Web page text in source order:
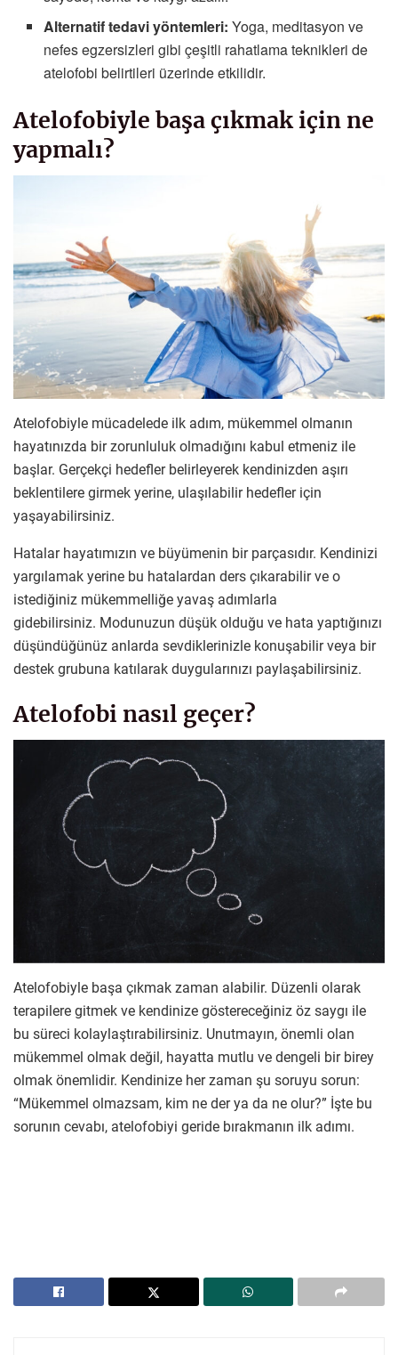
Alternatif tedavi yöntemleri: Yoga, meditasyon ve
nefes egzersizleri gibi çeşitli rahatlama teknikleri de
atelofobi belirtileri üzerinde etkilidir.
Atelofobiyle başa çıkmak için ne
yapmalı?
Atelofobiyle mücadelede ilk adım, mükemmel olmanın
hayatınızda bir zorunluluk olmadığını kabul etmeniz ile
başlar. Gerçekçi hedefler belirleyerek kendinizden aşırı
beklentilere girmek yerine, ulaşılabilir hedefler için
yaşayabilirsiniz.
Hatalar hayatımızın ve büyümenin bir parçasıdır. Kendinizi
yargılamak yerine bu hatalardan ders çıkarabilir ve o
istediğiniz mükemmelliğe yavaş adımlarla
gidebilirsiniz. Modunuzun düşük olduğu ve hata yaptığınızı
düşündüğünüz anlarda sevdiklerinizle konuşabilir veya bir
destek grubuna katılarak duygularınızı paylaşabilirsiniz.
Atelofobi nasıl geçer?
Atelofobiyle başa çıkmak zaman alabilir. Düzenli olarak
terapilere gitmek ve kendinize göstereceğiniz öz saygı ile
bu süreci kolaylaştırabilirsiniz. Unutmayın, önemli olan
mükemmel olmak değil, hayatta mutlu ve dengeli bir birey
olmak önemlidir. Kendinize her zaman şu soruyu sorun:
“Mükemmel olmazsam, kim ne der ya da ne olur?” İşte bu
sorunın cevabı, atelofobiyi geride bırakmanın ilk adımı.